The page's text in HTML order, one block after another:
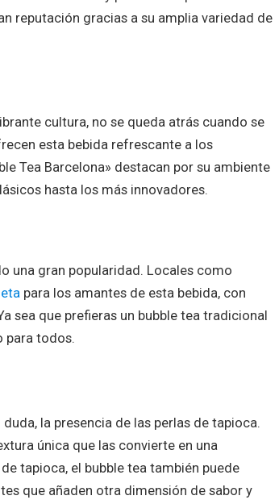
reputación gracias a su amplia variedad de
cultura, no se queda atrás cuando se
esta bebida refrescante a los
Tea Barcelona» destacan por su ambiente
hasta los más innovadores.
una gran popularidad. Locales como
para los amantes de esta bebida, con
sea que prefieras un bubble tea tradicional
para todos.
la presencia de las perlas de tapioca.
única que las convierte en una
tapioca, el bubble tea también puede
que añaden otra dimensión de sabor y